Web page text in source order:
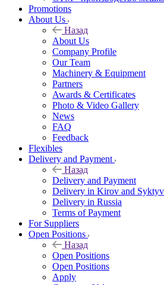
Promotions
About Us
Назад
About Us
Company Profile
Our Team
Machinery & Equipment
Partners
Awards & Certificates
Photo & Video Gallery
News
FAQ
Feedback
Flexibles
Delivery and Payment
Назад
Delivery and Payment
Delivery in Kirov and
Delivery in Russia
Terms of Payment
For Suppliers
Open Positions
Назад
Open Positions
Open Positions
Apply